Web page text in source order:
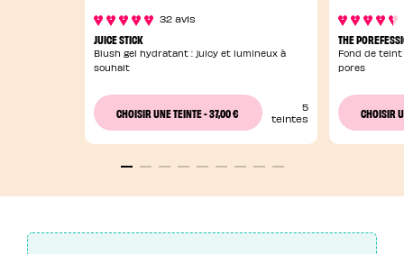
32 avis
JUICE STICK
Blush gel hydratant : juicy et lumineux à
souhait
CHOISIR UNE TEINTE-37,00 €
5
teintes
THE
Fond de
pores
CHOISIR